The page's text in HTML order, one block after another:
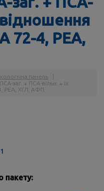
72-4, РЕА,
панель
заг. + ПСА-вільн. + їх
РЕА, ХГЛ, АФП
пакету: